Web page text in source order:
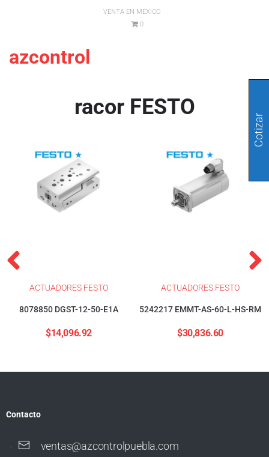
VENTA EN MEXICO
0
azcontrol
racor FESTO
ACTUADORES FESTO
8078850 DGST-12-50-E1A
$14,096.92
ACTUADORES FESTO
5242217 EMMT-AS-60-L-HS-RM
$30,836.60
Contacto
ventas@azcontrolpuebla.com
Cotizar